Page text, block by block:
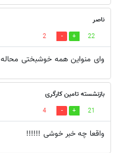
ناصر
22
2
وای منواین همه خوشبختی محاله
بازنشسته تامین کارگری
21
4
واقعا چه خبر خوشی !!!!!!